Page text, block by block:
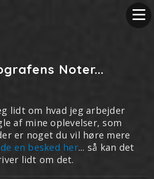
Noter...
lidt om hvad jeg arbejder
af mine oplevelser, som
er noget du vil høre mere
en besked her... så kan det
lidt om det.